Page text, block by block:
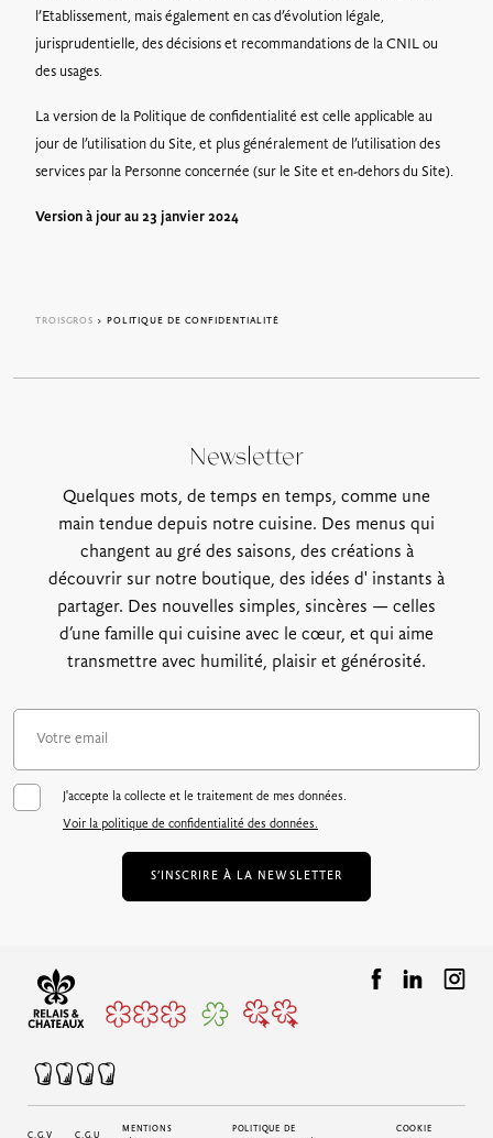
l’Etablissement, mais également en cas d’évolution légale,
jurisprudentielle, des décisions et recommandations de la CNIL ou
des usages.
La version de la Politique de confidentialité est celle applicable au
jour de l’utilisation du Site, et plus généralement de l’utilisation des
services par la Personne concernée (sur le Site et en-dehors du Site).
Version à jour au 23 janvier 2024
TROISGROS > POLITIQUE DE CONFIDENTIALITÉ
Newsletter
Quelques mots, de temps en temps, comme une
main tendue depuis notre cuisine. Des menus qui
changent au gré des saisons, des créations à
découvrir sur notre boutique, des idées d' instants à
partager. Des nouvelles simples, sincères — celles
d’une famille qui cuisine avec le cœur, et qui aime
transmettre avec humilité, plaisir et générosité.
J'accepte la collecte et le traitement de mes données.
Voir la politique de confidentialité des données.
S’INSCRIRE À LA NEWSLETTER
C.G.V C.G.U
MENTIONS
POLITIQUE DE
COOKIE